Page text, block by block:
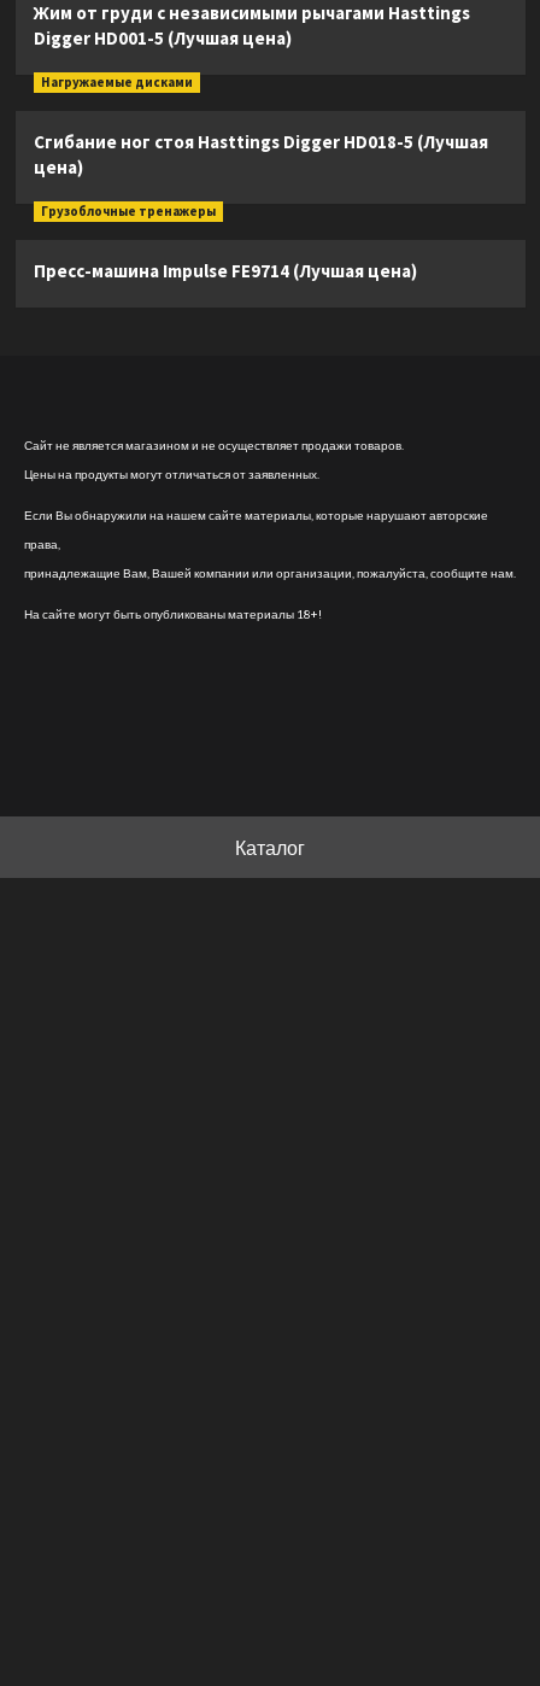
Жим от груди с независимыми рычагами Hasttings
Digger HD001-5 (Лучшая цена)
Нагружаемые дисками
Сгибание ног стоя Hasttings Digger HD018-5 (Лучшая
цена)
Грузоблочные тренажеры
Пресс-машина Impulse FE9714 (Лучшая цена)
Сайт не является магазином и не осуществляет продажи товаров.
Цены на продукты могут отличаться от заявленных.
Если Вы обнаружили на нашем сайте материалы, которые нарушают авторские
права,
принадлежащие Вам, Вашей компании или организации, пожалуйста, сообщите нам.
На сайте могут быть опубликованы материалы 18+!
Каталог